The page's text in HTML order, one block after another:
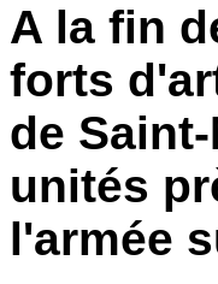
A la fin
forts
de
unités
l'armée